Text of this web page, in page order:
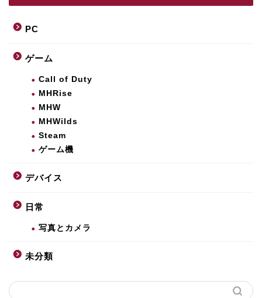
PC
ゲーム
Call of Duty
MHRise
MHW
MHWilds
Steam
ゲーム機
デバイス
日常
写真とカメラ
未分類